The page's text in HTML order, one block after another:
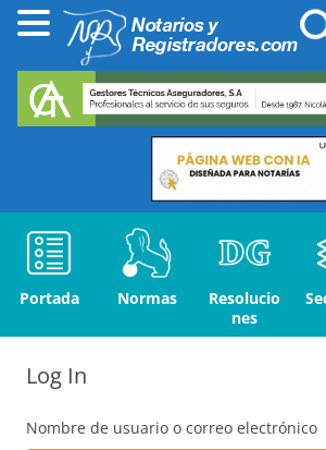
Portada Normas
Resolucio
nes
Log In
Nombre de usuario o correo electrónico